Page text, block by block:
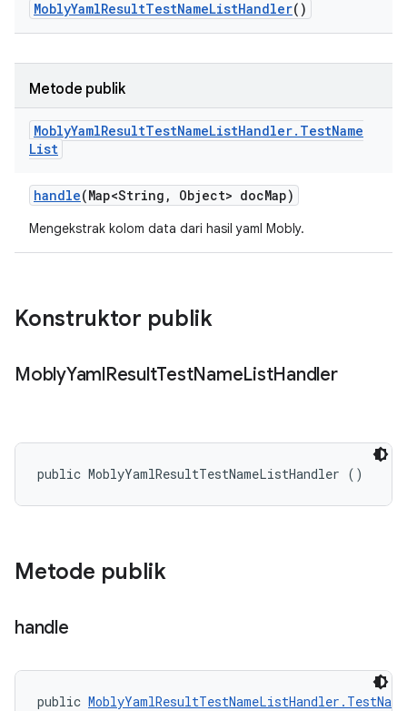
MoblyYamlResultTestNameListHandler()
Metode publik
MoblyYamlResultTestNameListHandler. TestName
List
handle(Map<String , Object> docMap)
Mengekstrak kolom data dari hasil yaml Mobly.
Konstruktor publik
MoblyYamlResultTestNameListHandler
public MoblyYamlResultTestNameListHandler ()
Metode publik
handle
public